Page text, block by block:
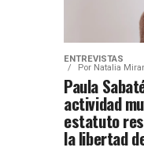
ENTREVISTAS
Por Natalia
Paula
actividad
estatuto
la libertad